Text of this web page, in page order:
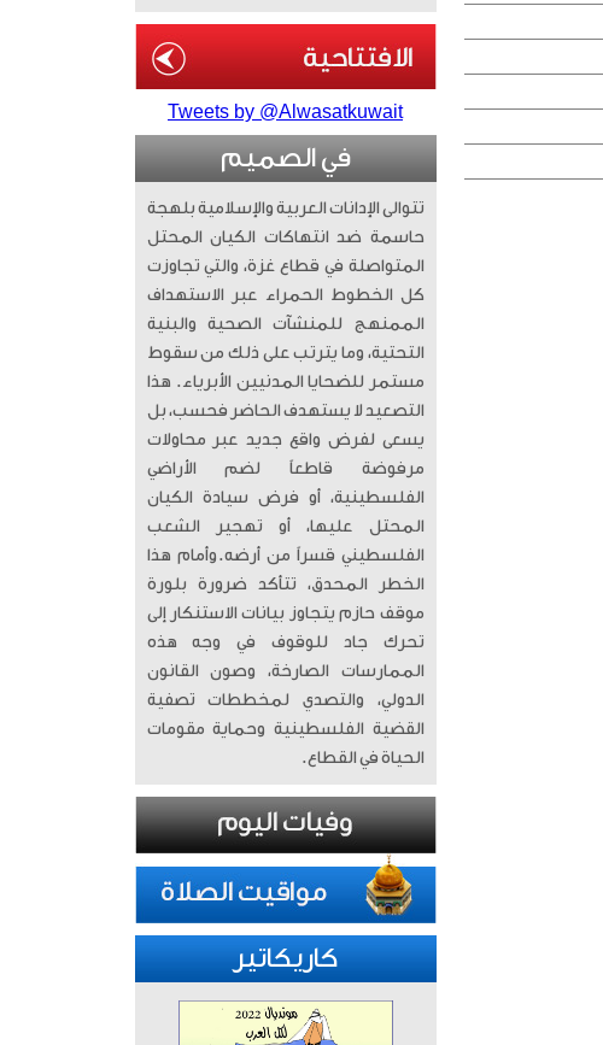
Tweets by @Alwasatkuwait
في الصميم
تتوالى الإدانات العربية والإسلامية بلهجة
حاسمة ضد انتهاكات الكيان المحتل
المتواصلة في قطاع غزة، والتي تجاوزت
كل الخطوط الحمراء عبر الاستهداف
الممنهج للمنشآت الصحية والبنية
التحتية، وما يترتب على ذلك من سقوط
مستمر للضحايا المدنيين الأبرياء. ​ هذا
التصعيد لا يستهدف الحاضر فحسب، بل
يسعى لفرض واقع جديد عبر محاولات
مرفوضة قاطعاً لضم الأراضي
الفلسطينية، أو فرض سيادة الكيان
المحتل عليها، أو تهجير الشعب
الفلسطيني قسراً من أرضه. ​وأمام هذا
الخطر المحدق، تتأكد ضرورة بلورة
موقف حازم يتجاوز بيانات الاستنكار إلى
تحرك جاد للوقوف في وجه هذه
الممارسات الصارخة، وصون القانون
الدولي، والتصدي لمخططات تصفية
القضية الفلسطينية وحماية مقومات
الحياة في القطاع.
كاريكاتير